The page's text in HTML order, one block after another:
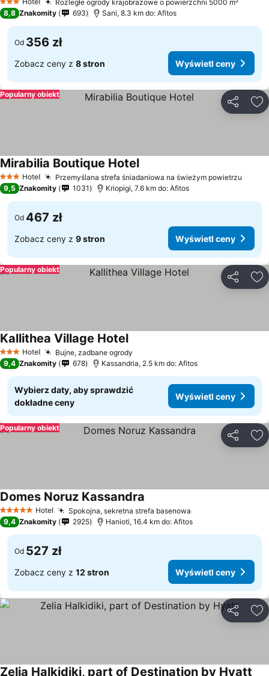
3 Kategoria Rozległe ogrody krajobrazowe o powierzchni 5000 m²
8,8 Znakomity 693 Sani, 8.3 km do: Afitos
Od 356 zł
Zobacz ceny z 8 stron Wyświetl ceny
Popularny obiekt
3 Kategoria
Hotel Przemyślana strefa śniadaniowa na świeżym powietrzu
Mirabilia Boutique Hotel
9,5 Znakomity 1031 Kriopigi, 7.6 km do: Afitos
Od 467 zł
Zobacz ceny z 9 stron Wyświetl ceny
Popularny obiekt
3 Kategoria
Hotel Bujne, zadbane ogrody
Kallithea Village Hotel
9,4 Znakomity 678 Kassandria, 2.5 km do: Afitos
Wybierz daty, aby sprawdzić
dokładne ceny
Wyświetl ceny
Popularny obiekt
5 KategoriaHotel Spokojna, sekretna strefa basenowa
Domes Noruz Kassandra
9,4 Znakomity 2925 Hanioti, 16.4 km do: Afitos
Od 527 zł
Zobacz ceny z 12 stron Wyświetl ceny
Zelia Halkidiki, part of Destination by Hyatt